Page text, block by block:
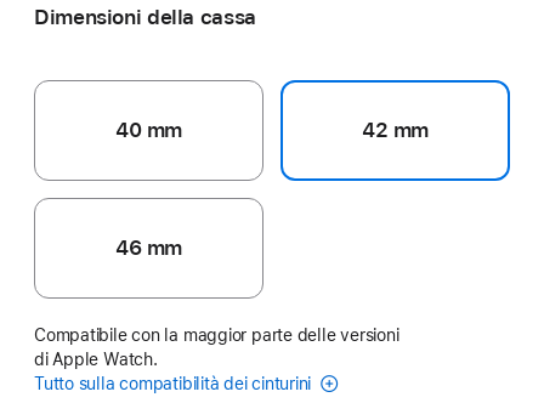
Dimensioni della cassa
40 mm 42 mm
46 mm
Compatibile con la maggior parte delle versioni
di Apple Watch.
Tutto sulla compatibilità dei cinturini